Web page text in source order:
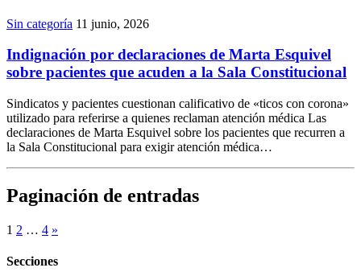
Sin categoría 11 junio, 2026
Indignación por declaraciones de Marta Esquivel
sobre pacientes que acuden a la Sala Constitucional
Sindicatos y pacientes cuestionan calificativo de «ticos con corona»
utilizado para referirse a quienes reclaman atención médica Las
declaraciones de Marta Esquivel sobre los pacientes que recurren a
la Sala Constitucional para exigir atención médica…
Paginación de entradas
1 2 … 4 »
Secciones